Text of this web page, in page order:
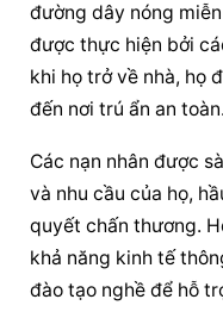
đường dây nóng
được thực hiện bởi
khi họ trở về nhà, họ
đến nơi trú ẩn an toàn.
Các nạn nhân được
và nhu cầu của họ,
quyết chấn thương.
khả năng kinh tế
đào tạo nghề để hỗ